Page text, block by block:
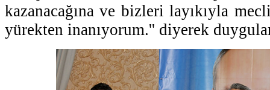
kazanacağına ve bizleri layıkıyla
yürekten inanıyorum.'' diyerek